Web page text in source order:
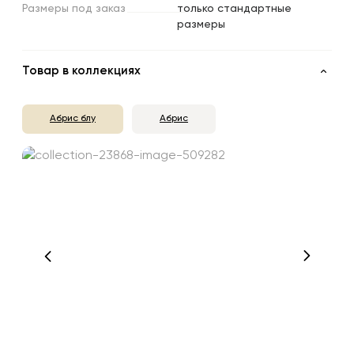
Размеры под заказ
только стандартные
размеры
Товар в коллекциях
Абрис блу Абрис